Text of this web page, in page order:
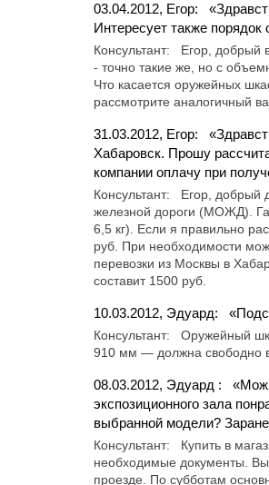
03.04.2012, Егор:
Интересует также
Консультант:
Егор, добрый
- точно такие же, но с
Что касается оружейных
рассмотрите аналогичный
31.03.2012, Егор:
Хабаровск. Прошу
компании оплачу при
Консультант:
Егор, добрый
железной дороги (МОЖД).
6,5 кг). Если я правильно
руб. При необходимости
перевозки из Москвы в
составит 1500 руб.
10.03.2012, Эдуард:
Консультант: Оружейный
910 мм — должна свободно
08.03.2012, Эдуард :
экспозиционного зала
выбранной модели?
Консультант:
Купить в
необходимые документы.
проезде. По субботам